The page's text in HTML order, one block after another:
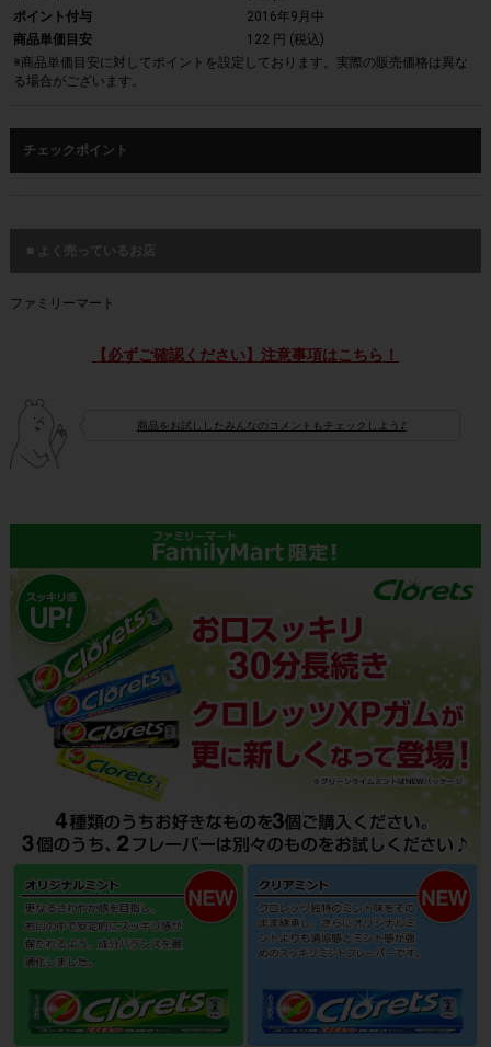
ポイント付与
2016年9月中
商品単価目安
122 円 (税込)
※商品単価目安に対してポイントを設定しております。実際の販売価格は異な
る場合がございます。
チェックポイント
■ よく売っているお店
ファミリーマート
【必ずご確認ください】注意事項はこちら！
商品をお試ししたみんなのコメントもチェックしよう♪